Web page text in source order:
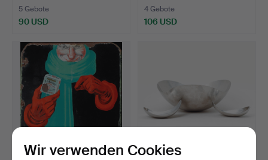
5 Gebote
90 USD
4 Gebote
106 USD
Wir verwenden Cookies